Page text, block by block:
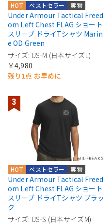
実物
ベストセラー
HOT
Under Armour Tactical Freed
om Left Chest FLAG ショート
スリーブ ドライTシャツ Marin
e OD Green
サイズ: US-M (日本サイズL)
￥4,980
残り1点 お早めに
実物
ベストセラー
HOT
Under Armour Tactical Freed
om Left Chest FLAG ショート
スリーブ ドライTシャツ ブラッ
ク
サイズ: US-S (日本サイズM)